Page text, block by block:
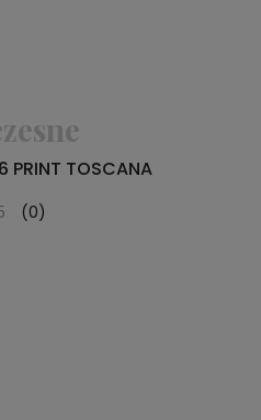
TOSCANA
(0)